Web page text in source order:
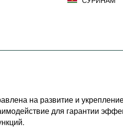
на развитие и
для гарантии